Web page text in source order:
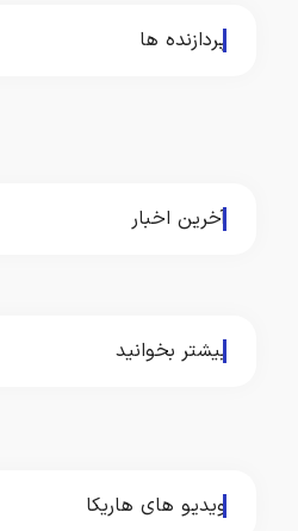
پردازنده ها
آخرین اخبار
بیشتر بخوانید
ویدیو های هاریکا